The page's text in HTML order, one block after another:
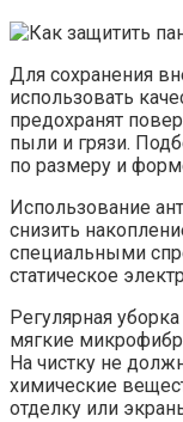
Для сохранения
использовать
предохранят
пыли и грязи.
по размеру и
Использование
снизить
специальными
статическое
Регулярная
мягкие
На чистку не
химические
отделку или